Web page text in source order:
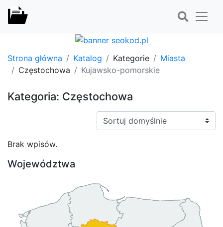
Strona główna Katalog Kategorie
Miasta
Częstochowa
Kujawsko-pomorskie
Kategoria: Częstochowa
Sortuj:
Brak wpisów.
Województwa